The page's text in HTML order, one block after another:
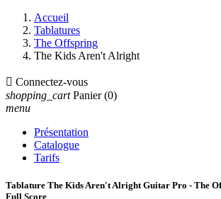
Accueil
Tablatures
The Offspring
The Kids Aren't Alright
 Connectez-vous
shopping_cart Panier (0)
menu
Présentation
Catalogue
Tarifs
Tablature The Kids Aren't Alright Guitar Pro - The
Full Score